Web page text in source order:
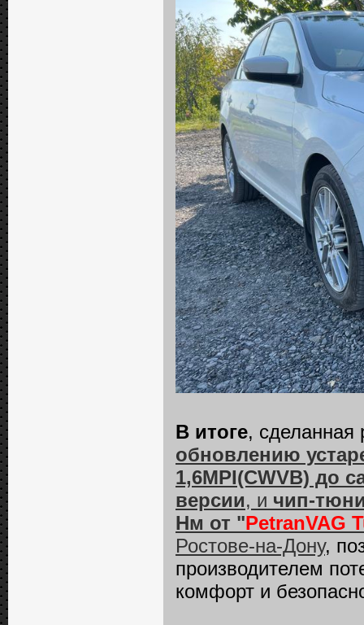
В итоге, сделанная
обновлению
1,6MPI(CWVB) до
версии, и чип-
Нм от "PetranVAG
Ростове-на-Дону,
производителем
комфорт и